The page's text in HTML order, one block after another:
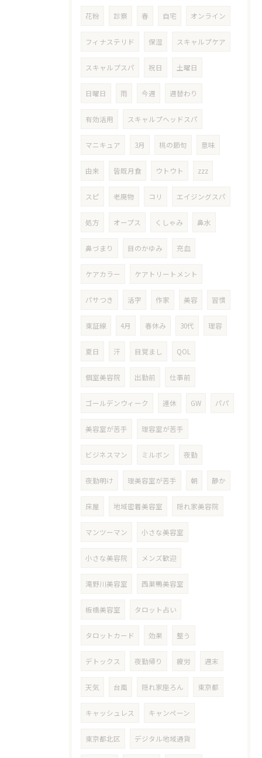
花粉 診察 春 自宅 オンライン
フィナステリド 保湿 スキャルプケア
スキャルプスパ 祝日 土曜日
日曜日 雨 今週 週替わり
有効活用 スキャルプヘッドスパ
マニキュア 3月 桃の節句 意味
由来 皆既月食 ウトウト zzz
スピ 老廃物 コリ エイジングスパ
処方 オープス くしゃみ 鼻水
鼻づまり 目のかゆみ 充血
ケアカラー ケアトリートメント
パサつき 活字 作家 美容 習慣
東証線 4月 春休み 30代 理容
夏日 汗 目覚まし QOL
個室美容院 出勤前 仕事前
ゴールデンウィーク 連休 GW パパ
美容室が苦手 理容室が苦手
ビジネスマン ミルボン 夜勤
夜勤明け 理美容室が苦手 朝 静か
床屋 地域密着美容室 隠れ家美容院
マンツーマン 小さな美容室
小さな美容院 メンズ歓迎
滝野川美容室 西巣鴨美容室
板橋美容室 タロット占い
タロットカード 効果 整う
デトックス 夜勤帰り 疲労 週末
天気 台風 隠れ家座ろん 東京都
キャッシュレス キャンペーン
東京都北区 デジタル地域通貨